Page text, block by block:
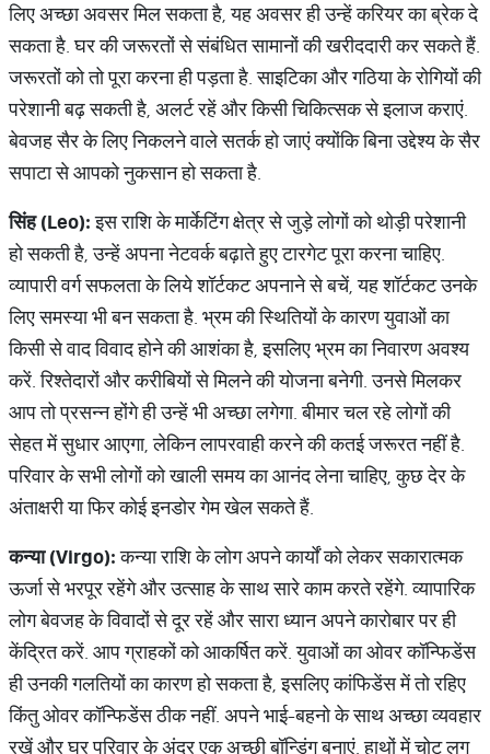
लिए अच्छा अवसर मिल सकता है, यह अवसर ही उन्हें करियर का ब्रेक दे
सकता है. घर की जरूरतों से संबंधित सामानों की खरीददारी कर सकते हैं.
जरूरतों को तो पूरा करना ही पड़ता है. साइटिका और गठिया के रोगियों की
परेशानी बढ़ सकती है, अलर्ट रहें और किसी चिकित्सक से इलाज कराएं.
बेवजह सैर के लिए निकलने वाले सतर्क हो जाएं क्योंकि बिना उद्देश्य के सैर
सपाटा से आपको नुकसान हो सकता है.
सिंह (Leo):इस राशि के मार्केटिंग क्षेत्र से जुड़े लोगों को थोड़ी परेशानी
हो सकती है, उन्हें अपना नेटवर्क बढ़ाते हुए टारगेट पूरा करना चाहिए.
व्यापारी वर्ग सफलता के लिये शॉर्टकट अपनाने से बचें, यह शॉर्टकट उनके
लिए समस्या भी बन सकता है. भ्रम की स्थितियों के कारण युवाओं का
किसी से वाद विवाद होने की आशंका है, इसलिए भ्रम का निवारण अवश्य
करें. रिश्तेदारों और करीबियों से मिलने की योजना बनेगी. उनसे मिलकर
आप तो प्रसन्न होंगे ही उन्हें भी अच्छा लगेगा. बीमार चल रहे लोगों की
सेहत में सुधार आएगा, लेकिन लापरवाही करने की कतई जरूरत नहीं है.
परिवार के सभी लोगों को खाली समय का आनंद लेना चाहिए, कुछ देर के
अंताक्षरी या फिर कोई इनडोर गेम खेल सकते हैं.
कन्या (Virgo):कन्या राशि के लोग अपने कार्यों को लेकर सकारात्मक
ऊर्जा से भरपूर रहेंगे और उत्साह के साथ सारे काम करते रहेंगे. व्यापारिक
लोग बेवजह के विवादों से दूर रहें और सारा ध्यान अपने कारोबार पर ही
केंद्रित करें. आप ग्राहकों को आकर्षित करें. युवाओं का ओवर कॉन्फिडेंस
ही उनकी गलतियों का कारण हो सकता है, इसलिए कांफिडेंस में तो रहिए
किंतु ओवर कॉन्फिडेंस ठीक नहीं. अपने भाई-बहनो के साथ अच्छा व्यवहार
रखें और घर परिवार के अंदर एक अच्छी बॉन्डिंग बनाएं. हाथों में चोट लग